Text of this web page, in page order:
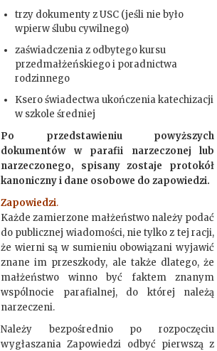
trzy dokumenty z USC (jeśli nie było
wpierw ślubu cywilnego)
zaświadczenia z odbytego kursu
przedmałżeńskiego i poradnictwa
rodzinnego
Ksero świadectwa ukończenia katechizacji
w szkole średniej
Po przedstawieniu powyższych
dokumentów w parafii narzeczonej lub
narzeczonego, spisany zostaje protokół
kanoniczny i dane osobowe do zapowiedzi.
Zapowiedzi.
Każde zamierzone małżeństwo należy podać
do publicznej wiadomości, nie tylko z tej racji,
że wierni są w sumieniu obowiązani wyjawić
znane im przeszkody, ale także dlatego, że
małżeństwo winno być faktem znanym
wspólnocie parafialnej, do której należą
narzeczeni.
Należy bezpośrednio po rozpoczęciu
wygłaszania Zapowiedzi odbyć pierwszą z